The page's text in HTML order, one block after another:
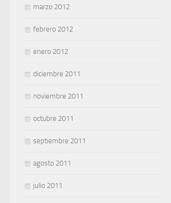
marzo 2012
febrero 2012
enero 2012
diciembre 2011
noviembre 2011
octubre 2011
septiembre 2011
agosto 2011
julio 2011